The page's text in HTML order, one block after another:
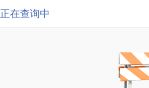
正在查询中